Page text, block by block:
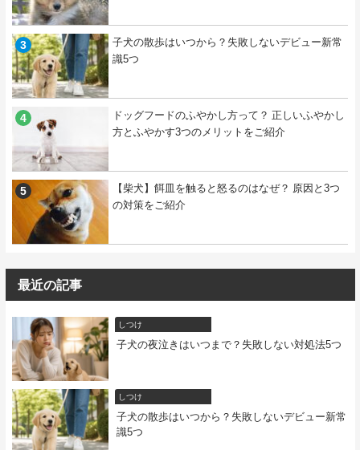
子犬の散歩はいつから？失敗しないデビュー新常
識5つ
ドッグフードのふやかし方って？ 正しいふやかし
方とふやかす3つのメリットをご紹介
【柴犬】餌皿を触ると怒るのはなぜ？ 原因と3つ
の対策をご紹介
最近の記事
しつけ
子犬の夜泣きはいつまで？失敗しない対処法5つ
しつけ
子犬の散歩はいつから？失敗しないデビュー新常
識5つ